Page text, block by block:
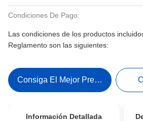
Condiciones De Pago:
Las condiciones de los productos
Reglamento son las siguientes:
Consiga El Mejor Precio
Información Detallada